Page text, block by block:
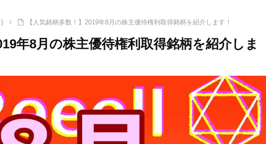
【人気銘柄多数！】2019年8月の株主優待権利取得銘柄を紹介します！
年8月の株主優待権利取得銘柄を紹介しま